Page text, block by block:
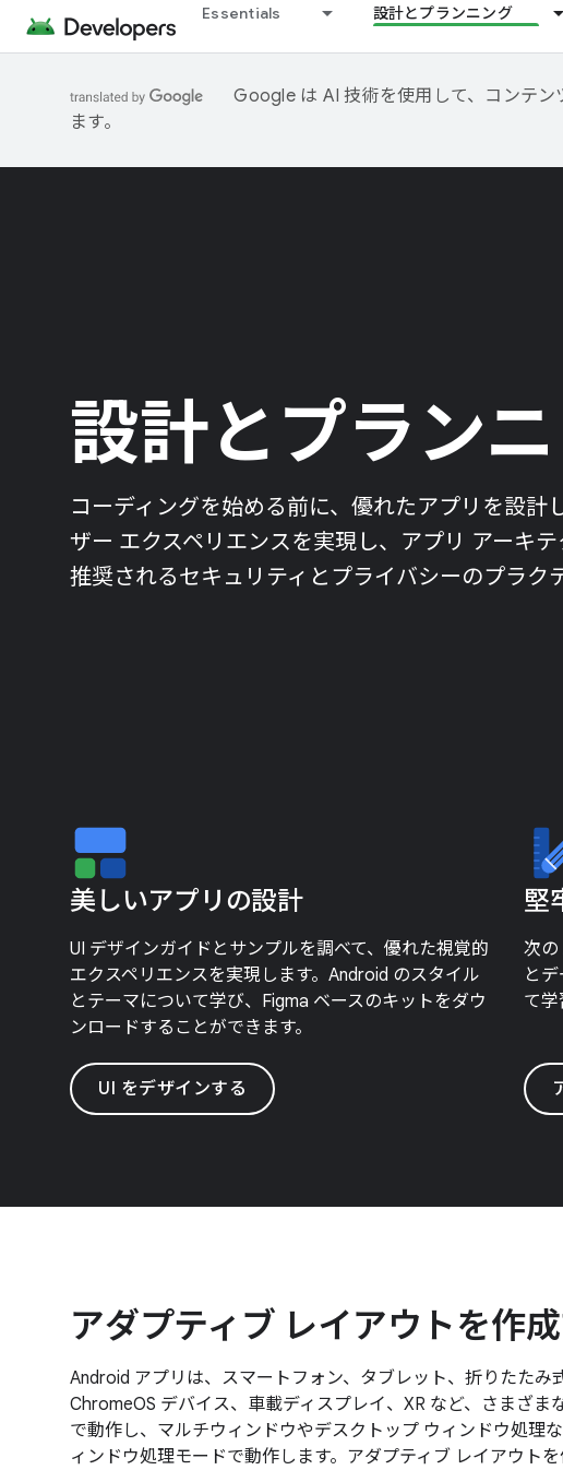
Essentials 設計とプランニング
Google は AI 技術を使用して、コンテ
ます。
設計とプラン
コーディングを始める前に、優れたアプリを設計
ザー エクスペリエンスを実現し、アプリ アーキテ
推奨されるセキュリティとプライバシーのプラク
美しいアプリの設計
UI デザインガイドとサンプルを調べて、優れた視覚的
エクスペリエンスを実現します。Android のスタイル
とテーマについて学び、Figma ベースのキットをダウ
ンロードすることができます。
UI をデザインする
堅
次の
と
て学
アダプティブ レイアウトを作
Android アプリは、スマートフォン、タブレット、折りたたみ
ChromeOS デバイス、車載ディスプレイ、XR など、さまざま
で動作し、マルチウィンドウやデスクトップ ウィンドウ処理
ィンドウ処理モードで動作します。アダプティブ レイアウト